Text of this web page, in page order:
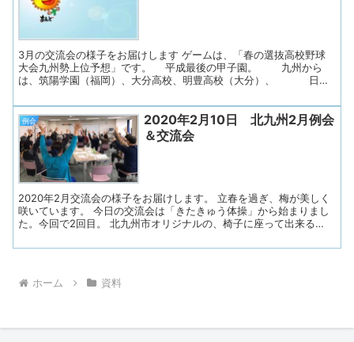
学療法士協会、福岡ブロック研修会で「あすの会」を紹介しま
す。 会長夫人が講演予定です。 ２）10月20日（日）東部障害
者福祉会館 文化祭 ふれあい広場での歌の発表は無事終了しまし
た。 「ふるさと」と「幸せなら手...
3月の交流会の様子をお届けします ゲームは、「春の選抜高校野球
大会九州勢上位予想」です。 平成最後の甲子園。 九州から
は、筑陽学園（福岡）、大分高校、明豊高校（大分）、 日章
かったのは、福岡の筑陽学園12票、 次点は大分の明豊高校6
票（ホークス今宮選手の母校ですね） 4月の交流会で答え合わ
せとなります。お楽しみに。 今月のテーマトークは「春のオススメ
お花見スポット」 梅、桜、藤、ばら、チューリップ、菖
蒲‥‥、 皆さんのお気に入りの場所を教えて頂きました。 ・
地元戸畑夜宮公園の桜が人気でした。 桜のあとは、ナンジャ
モンジャ、菖蒲も美しいそうです。 ・河内貯水池の桜、藤のトン
ネル ・桜は安部山公園、皇后崎公...
例会
2020年2月10日 北九州2月例会
＆交流会
2020年2月交流会の様子をお届けします。 立春を過ぎ、梅が美しく
咲いています。 今日の交流会は「きたきゅう体操」から始まりまし
た。今回で2回目。 北九州市オリジナルの、椅子に座って出来る
そうです。 教室でしっかり学んだ会話パートナーOさんのリード
どの体操で体が温まり、気持ちもスッキリしました。 この体操、み
ホーム 資料